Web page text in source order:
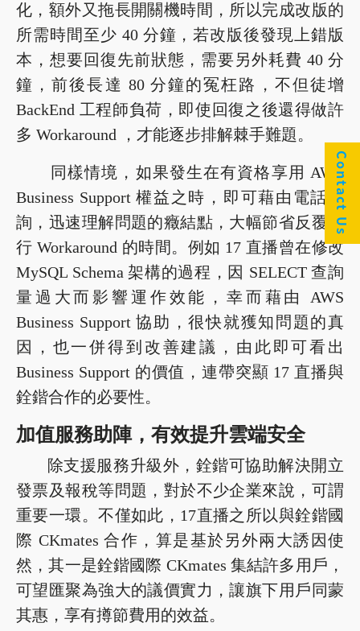
化，額外又拖長開關機時間，所以完成改版的
所需時間至少 40 分鐘，若改版後發現上錯版
本，想要回復先前狀態，需要另外耗費 40 分
鐘，前後長達 80 分鐘的冤枉路，不但徒增
BackEnd 工程師負荷，即使回復之後還得做許
多 Workaround ，才能逐步排解棘手難題。
同樣情境，如果發生在有資格享用 AWS
Business Support 權益之時，即可藉由電話諮
詢，迅速理解問題的癥結點，大幅節省反覆執
行 Workaround 的時間。例如 17 直播曾在修改
MySQL Schema 架構的過程，因 SELECT 查詢
量過大而影響運作效能，幸而藉由 AWS
Business Support 協助，很快就獲知問題的真
因，也一併得到改善建議，由此即可看出
Business Support 的價值，連帶突顯 17 直播與
銓鍇合作的必要性。
加值服務助陣，有效提升雲端安全
除支援服務升級外，銓鍇可協助解決開立
發票及報稅等問題，對於不少企業來說，可謂
重要一環。不僅如此，17直播之所以與銓鍇國
際 CKmates 合作，算是基於另外兩大誘因使
然，其一是銓鍇國際 CKmates 集結許多用戶，
可望匯聚為強大的議價實力，讓旗下用戶同蒙
其惠，享有撙節費用的效益。
Contact Us